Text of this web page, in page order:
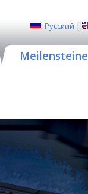
Русский |
Meilensteine